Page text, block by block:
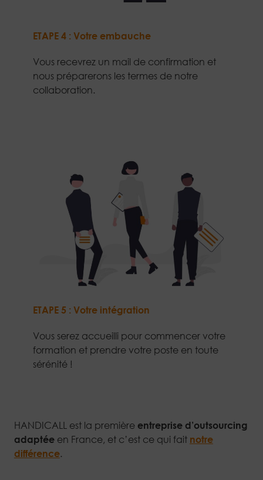
ETAPE 4 : Votre embauche
Vous recevrez un mail de confirmation et
nous préparerons les termes de notre
collaboration.
ETAPE 5 : Votre intégration
Vous serez accueilli pour commencer votre
formation et prendre votre poste en toute
sérénité !
HANDICALL est la première entreprise d’outsourcing
adaptée en France, et c’est ce qui fait notre
différence.